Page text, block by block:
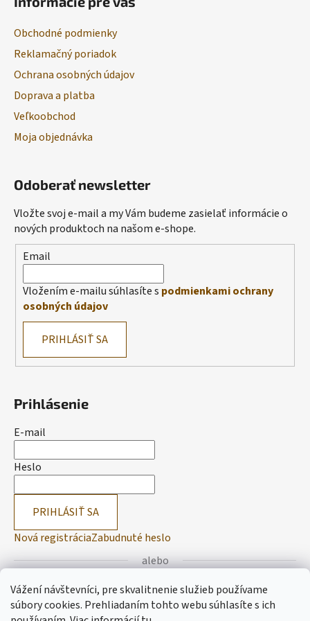
Vážení návštevníci, pre skvalitnenie služieb používame
súbory cookies. Prehliadaním tohto webu súhlasíte s ich
Obchodné podmienky
Reklamačný poriadok
Ochrana osobných údajov
Doprava a platba
Veľkoobchod
Moja objednávka
Odoberať newsletter
Vložte svoj e-mail a my Vám budeme zasielať informácie o
nových produktoch na našom e-shope.
Email
Vložením e-mailu súhlasíte s podmienkami ochrany
osobných údajov
PRIHLÁSIŤ SA
Prihlásenie
E-mail
Heslo
PRIHLÁSIŤ SA
Nová registráciaZabudnuté heslo
alebo
Prihlásiť sa cez Facebook